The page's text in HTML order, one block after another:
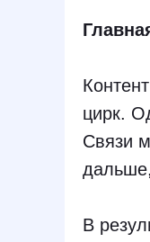
цирк.
Связи
В